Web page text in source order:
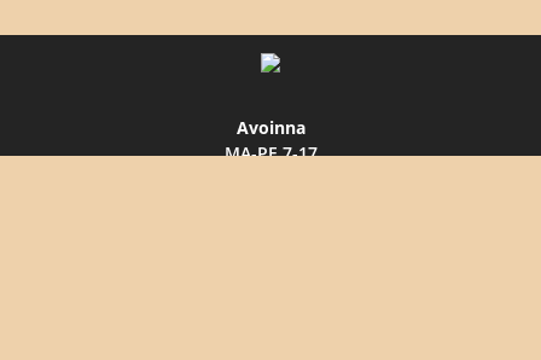
Avoinna
MA-PE 7-17